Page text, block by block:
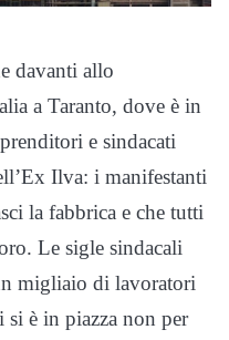
davanti allo
a Taranto, dove è in
e sindacati
Ilva: i manifestanti
la fabbrica e che tutti
Le sigle sindacali
migliaio di lavoratori
si è in piazza non per